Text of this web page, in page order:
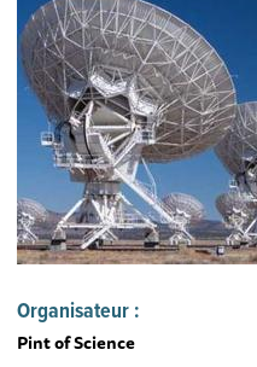
Organisateur :
Pint of Science